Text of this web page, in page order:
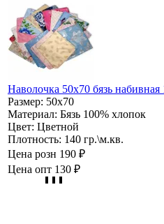
Наволочка 50х70 бязь набивная
Размер: 50х70
Материал: Бязь 100% хлопок
Цвет: Цветной
Плотность: 140 гр.\м.кв.
Цена розн 190 ₽
Цена опт 130 ₽